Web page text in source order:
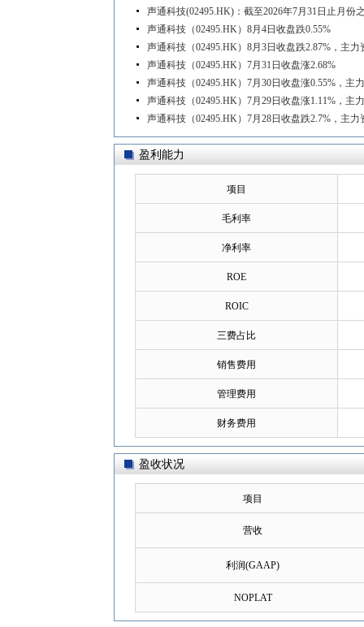
声通科技(02495.HK)：截至2026年7月31日止月
声通科技（02495.HK）8月4日收盘跌0.55%
声通科技（02495.HK）8月3日收盘跌2.87%，主
声通科技（02495.HK）7月31日收盘涨2.68%
声通科技（02495.HK）7月30日收盘涨0.55%，主
声通科技（02495.HK）7月29日收盘涨1.11%，主
声通科技（02495.HK）7月28日收盘跌2.7%，主力
盈利能力
项目
毛利率
净利率
ROE
ROIC
三费占比
销售费用
管理费用
财务费用
盈收状况
项目
营收
利润(GAAP)
NOPLAT